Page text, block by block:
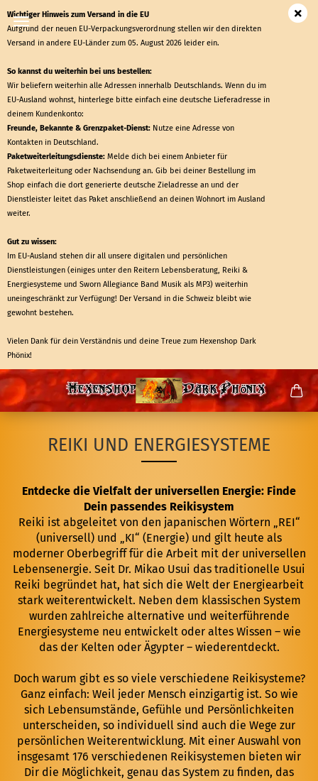
Wichtiger Hinweis zum Versand in die EU
Aufgrund der neuen EU-Verpackungsverordnung stellen wir den direkten
Versand in andere EU-Länder zum 05. August 2026 leider ein.
So kannst du weiterhin bei uns bestellen:
Wir beliefern weiterhin alle Adressen innerhalb Deutschlands. Wenn du im
EU-Ausland wohnst, hinterlege bitte einfach eine deutsche Lieferadresse in
deinem Kundenkonto:
Freunde, Bekannte & Grenzpaket-Dienst: Nutze eine Adresse von
Kontakten in Deutschland.
Paketweiterleitungsdienste: Melde dich bei einem Anbieter für
Paketweiterleitung oder Nachsendung an. Gib bei deiner Bestellung im
Shop einfach die dort generierte deutsche Zieladresse an und der
Dienstleister leitet das Paket anschließend an deinen Wohnort im Ausland
weiter.
Gut zu wissen:
Im EU-Ausland stehen dir all unsere digitalen und persönlichen
Dienstleistungen (einiges unter den Reitern Lebensberatung, Reiki &
Energiesysteme und Sworn Allegiance Band Musik als MP3) weiterhin
uneingeschränkt zur Verfügung! Der Versand in die Schweiz bleibt wie
gewohnt bestehen.
Vielen Dank für dein Verständnis und deine Treue zum Hexenshop Dark
Phönix!
REIKI UND ENERGIESYSTEME
Entdecke die Vielfalt der universellen Energie: Finde
Dein passendes Reikisystem
Reiki ist abgeleitet von den japanischen Wörtern „REI“
(universell) und „KI“ (Energie) und gilt heute als
moderner Oberbegriff für die Arbeit mit der universellen
Lebensenergie. Seit Dr. Mikao Usui das traditionelle Usui
Reiki begründet hat, hat sich die Welt der Energiearbeit
stark weiterentwickelt. Neben dem klassischen System
wurden zahlreiche alternative und weiterführende
Energiesysteme neu entwickelt oder altes Wissen – wie
das der Kelten oder Ägypter – wiederentdeckt.
Doch warum gibt es so viele verschiedene Reikisysteme?
Ganz einfach: Weil jeder Mensch einzigartig ist. So wie
sich Lebensumstände, Gefühle und Persönlichkeiten
unterscheiden, so individuell sind auch die Wege zur
persönlichen Weiterentwicklung. Mit einer Auswahl von
insgesamt 176 verschiedenen Reikisystemen bieten wir
Dir die Möglichkeit, genau das System zu finden, das